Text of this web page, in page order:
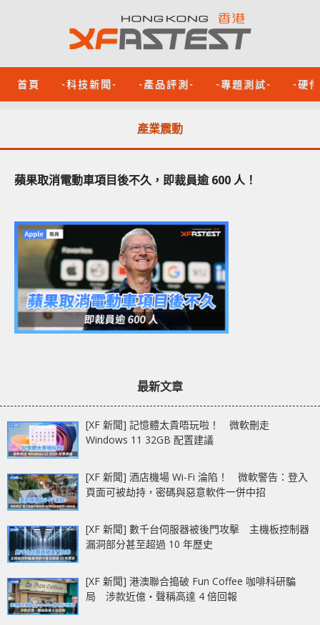
首頁 -科技新聞- -產品評測- -專題測試- -硬
產業震動
蘋果取消電動車項目後不久，即裁員逾 600 人！
最新文章
[XF 新聞] 記憶體太貴唔玩啦！ 微軟刪走
Windows 11 32GB 配置建議
[XF 新聞] 酒店機場 Wi-Fi 淪陷！ 微軟警告：登入
頁面可被劫持，密碼與惡意軟件一併中招
[XF 新聞] 數千台伺服器被後門攻擊 主機板控制器
漏洞部分甚至超過 10 年歷史
[XF 新聞] 港澳聯合搗破 Fun Coffee 咖啡科研騙
局 涉款近億‧聲稱高達 4 倍回報